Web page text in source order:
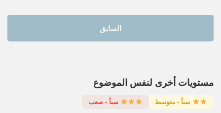
السابق
مستويات أخرى لنفس الموضوع
سبأ - متوسط سبأ - صعب